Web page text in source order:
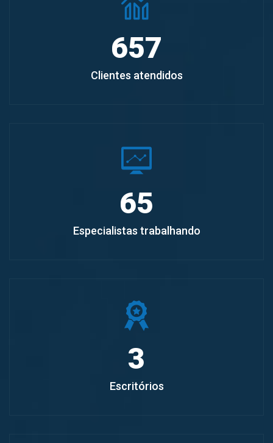
657
Clientes atendidos
65
Especialistas trabalhando
3
Escritórios